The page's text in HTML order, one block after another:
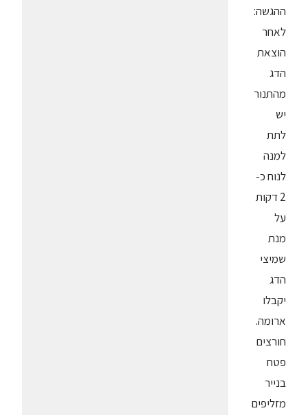
ההגשה:
לאחר
הוצאת
הדג
מהתנור
יש
לתת
למנה
לנוח כ-
2 דקות
על
מנת
שמיצי
הדג
יקבלו
ארומה.
חורצים
פטח
בנייר
מזליפים